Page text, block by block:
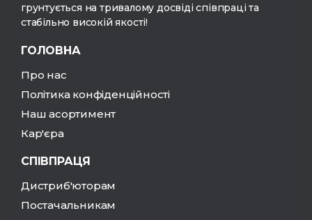
грунтується на тривалому досвіді співпраці та
стабільно високій якості!
ГОЛОВНА
Про нас
Політика конфіденційності
Наш асортимент
Кар'єра
СПІВПРАЦЯ
Дистриб'юторам
Постачальникам